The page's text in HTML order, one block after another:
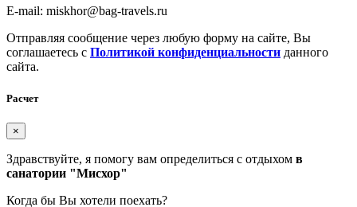
E-mail: miskhor@bag-travels.ru
Отправляя сообщение через любую форму на сайте, Вы
соглашаетесь с Политикой конфиденциальности данного
сайта.
Расчет
×
Здравствуйте, я помогу вам определиться с отдыхом в
санатории "Мисхор"
Когда бы Вы хотели поехать?